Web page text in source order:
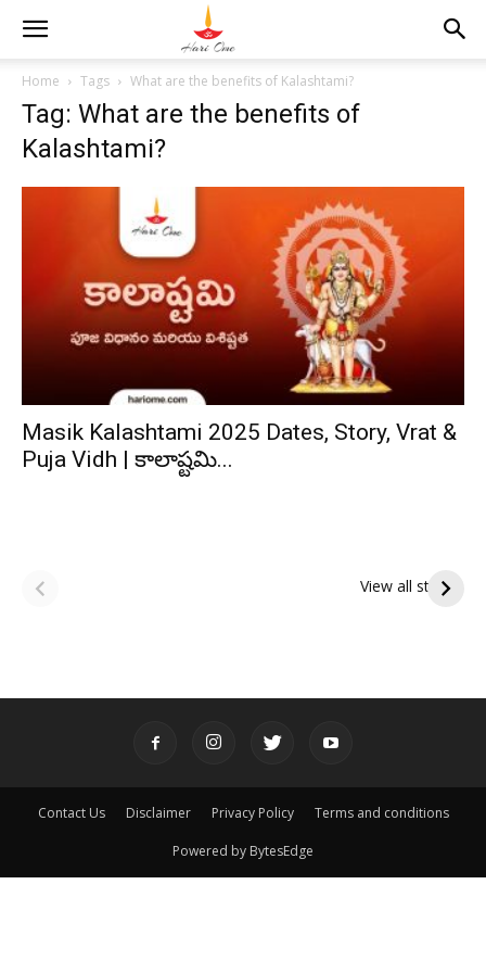
Home Tags What are the benefits of Kalashtami?
Tag: What are the benefits of
Kalashtami?
Masik Kalashtami 2025 Dates, Story, Vrat &
Puja Vidh | కాలాష్టమి...
View all stories
పితృదేవతల ఆశీర్వాదం
ఇంద్రకీలాద్రి గిరి ప్రదక్షిణ
Contact Us Disclaimer Privacy Policy Terms and conditions
Powered by BytesEdge